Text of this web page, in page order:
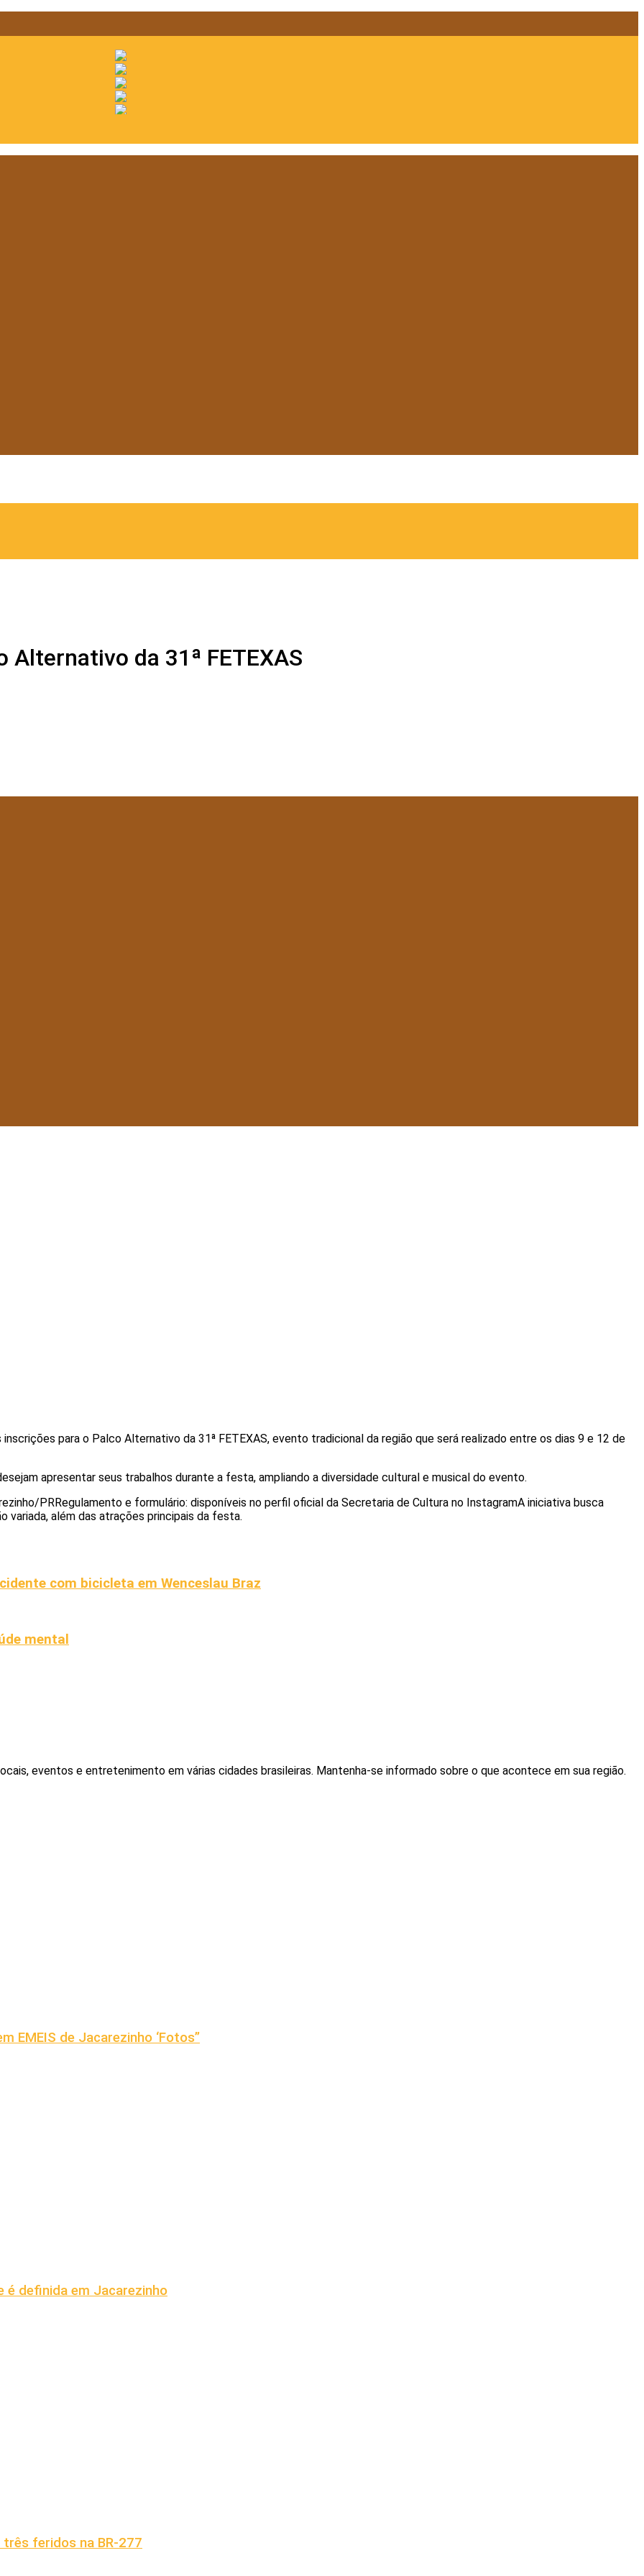
da 31ª FETEXAS
para o Palco Alternativo da 31ª FETEXAS, evento tradicional da região que será realizado entre os dias 9 e 12 de
apresentar seus trabalhos durante a festa, ampliando a diversidade cultural e musical do evento.
PRRegulamento e formulário: disponíveis no perfil oficial da Secretaria de Cultura no InstagramA iniciativa busca
variada, além das atrações principais da festa.
com bicicleta em Wenceslau Braz
mental
eventos e entretenimento em várias cidades brasileiras. Mantenha-se informado sobre o que acontece em sua região.
EMEIS de Jacarezinho ‘Fotos”
é definida em Jacarezinho
três feridos na BR-277